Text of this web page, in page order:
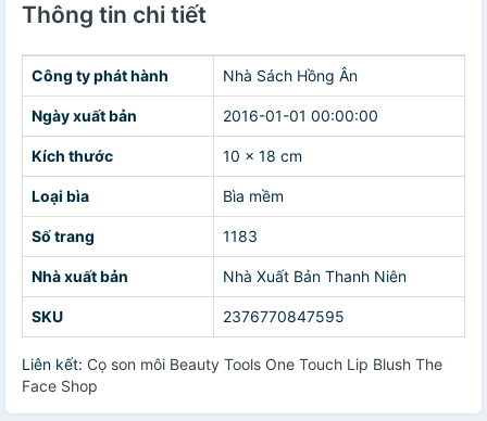
Thông tin chi tiết
Công ty phát hành Nhà Sách Hồng Ân
Ngày xuất bản 2016-01-01 00:00:00
Kích thước 10 x 18 cm
Loại bìa Bìa mềm
Số trang 1183
Nhà xuất bản Nhà Xuất Bản Thanh Niên
SKU 2376770847595
Liên kết: Cọ son môi Beauty Tools One Touch Lip Blush The
Face Shop